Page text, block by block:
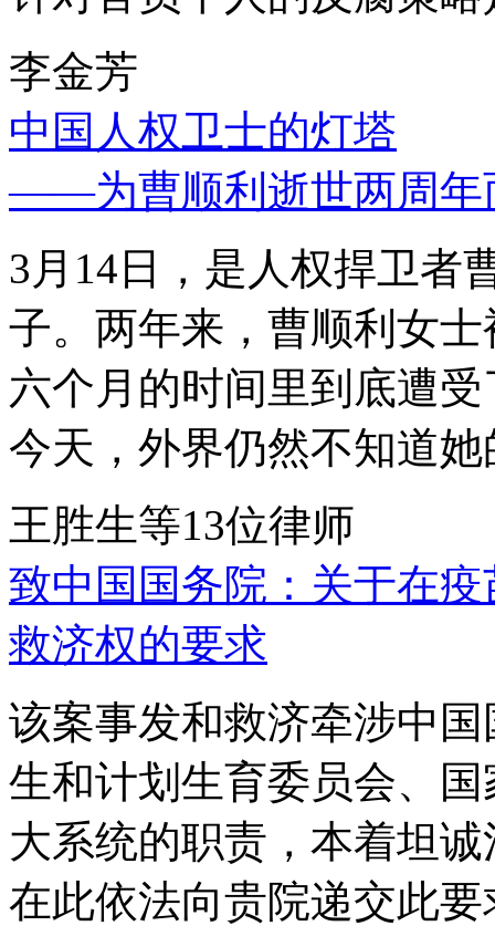
李金芳
中国人权卫士的灯塔
——为曹顺利逝世两周年
3月14日，是人权捍卫者
子。两年来，曹顺利女
六个月的时间里到底遭
今天，外界仍然不知道
王胜生等13位律师
致中国国务院：关于在
救济权的要求
该案事发和救济牵涉中
生和计划生育委员会、
大系统的职责，本着坦
在此依法向贵院递交此要